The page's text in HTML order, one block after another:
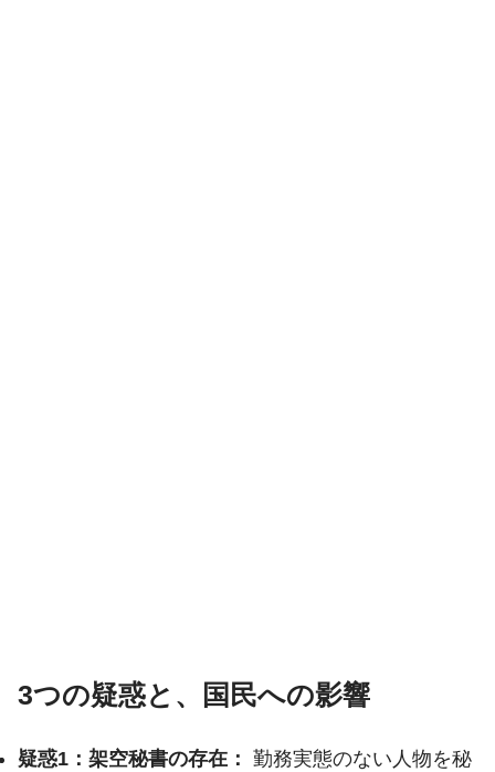
3つの疑惑と、国民への影響
疑惑1：架空秘書の存在： 勤務実態のない人物を秘